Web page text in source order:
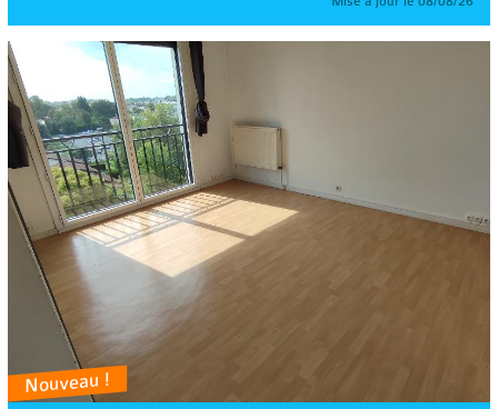
Nouveau !